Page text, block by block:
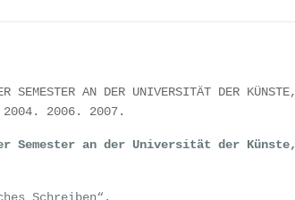
SEMESTER AN DER UNIVERSITÄT DER KÜNSTE,
2006. 2007.
an der Universität der Künste,